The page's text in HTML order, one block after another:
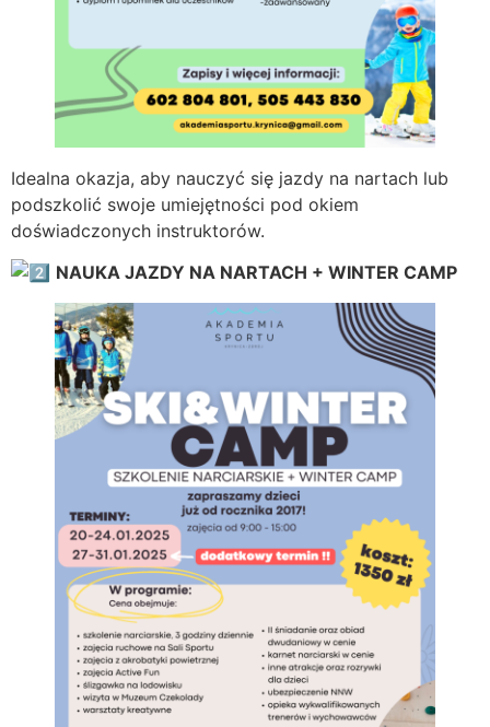
Idealna okazja, aby nauczyć się jazdy na nartach lub
podszkolić swoje umiejętności pod okiem
doświadczonych instruktorów.
NAUKA JAZDY NA NARTACH + WINTER CAMP